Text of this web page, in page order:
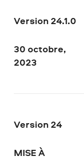
Version 24.1.0
30 octobre,
2023
Version 24
MISE À